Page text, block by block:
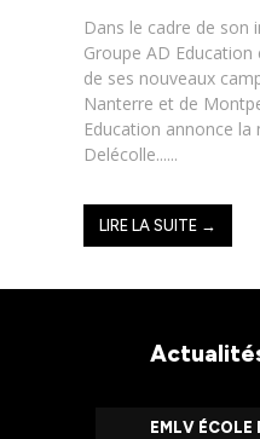
Dans le cadre de son
Groupe AD
de ses nouveaux
Nanterre et de
Education annonce
Delécolle......
LIRE LA SUITE →
EMLV ÉCOLE